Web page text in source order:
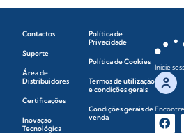
Contactos
Suporte
Área de
Distribuidores
Certificações
Inovação
Tecnológica
Política de
Privacidade
Política de Cookies
Termos de utilização
e condições gerais
Condições gerais de
venda
Inicie